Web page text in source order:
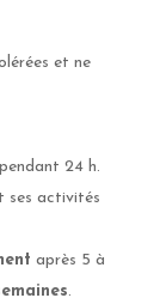
et ne
24 h.
ses activités
après 5 à
.